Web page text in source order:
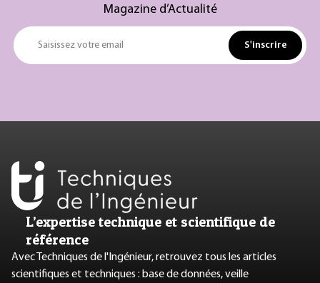
Magazine d’Actualité
Saisissez votre email S'inscrire
L’expertise technique et scientifique de
référence
Avec Techniques de l'Ingénieur, retrouvez tous les articles
scientifiques et techniques : base de données, veille